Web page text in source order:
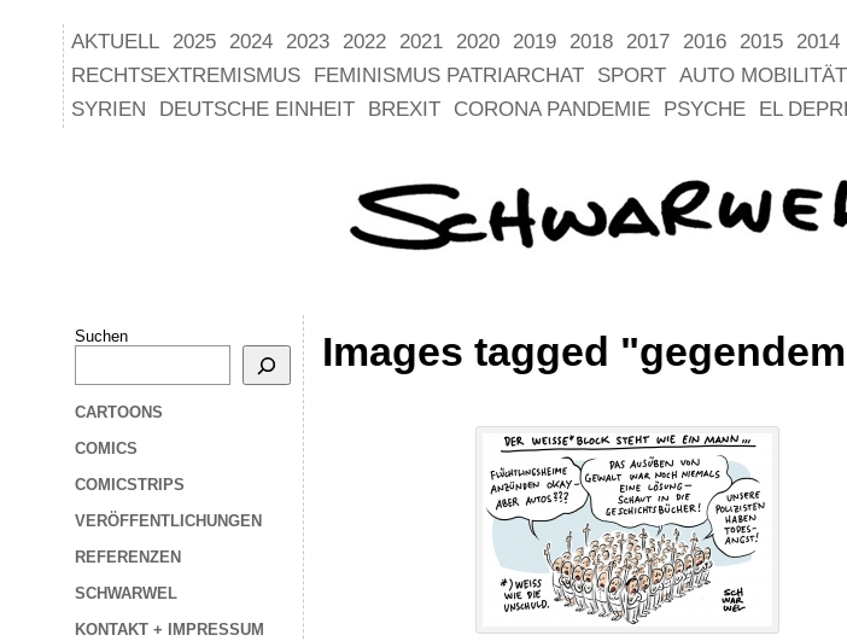
AKTUELL 2025 2024 2023 2022 2021 2020 2019 2018 2017 2016 2015 2014
RECHTSEXTREMISMUS
FEMINISMUS PATRIARCHAT SPORT AUTO MOBILITÄT
SYRIEN
DEUTSCHE EINHEIT BREXIT CORONA PANDEMIE PSYCHE EL
Suchen
CARTOONS
COMICS
COMICSTRIPS
VERÖFFENTLICHUNGEN
REFERENZEN
SCHWARWEL
KONTAKT + IMPRESSUM
Images tagged